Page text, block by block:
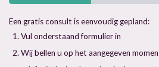
Een gratis consult is eenvoudig gepland:
Vul onderstaand formulier in
Wij bellen u op het aangegeven